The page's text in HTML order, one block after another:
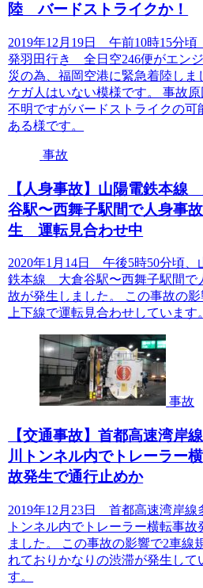
陸 バードストライクか！
2019年12月19日 午前10時15分
発羽田行き 全日空246便がエン
災の為、福岡空港に緊急着陸しま
ケガ人はいない模様です。 事故原
不明ですがバードストライクの可
ある様です。
事故
【人身事故】山陽電鉄本線
谷駅〜西舞子駅間で人身事
生 運転見合わせ中
2020年1月14日 午後5時50分頃、
鉄本線 大倉谷駅〜西舞子駅間で
故が発生しました。 この事故の
上下線で運転見合わせしています。
事故
【交通事故】首都高速湾岸
川トンネル内でトレーラー
故発生で通行止めか
2019年12月23日 首都高速湾岸線
トンネル内でトレーラー横転事故
ました。 この事故の影響で2車線
れておりかなりの渋滞が発生して
す。